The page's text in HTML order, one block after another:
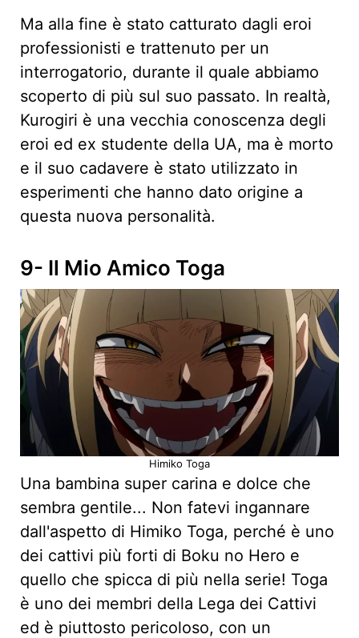
Ma alla fine è stato catturato dagli eroi
professionisti e trattenuto per un
interrogatorio, durante il quale abbiamo
scoperto di più sul suo passato. In realtà,
Kurogiri è una vecchia conoscenza degli
eroi ed ex studente della UA, ma è morto
e il suo cadavere è stato utilizzato in
esperimenti che hanno dato origine a
questa nuova personalità.
9- Il Mio Amico Toga
Himiko Toga
Una bambina super carina e dolce che
sembra gentile... Non fatevi ingannare
dall'aspetto di Himiko Toga, perché è uno
dei cattivi più forti di Boku no Hero e
quello che spicca di più nella serie! Toga
è uno dei membri della Lega dei Cattivi
ed è piuttosto pericoloso, con un